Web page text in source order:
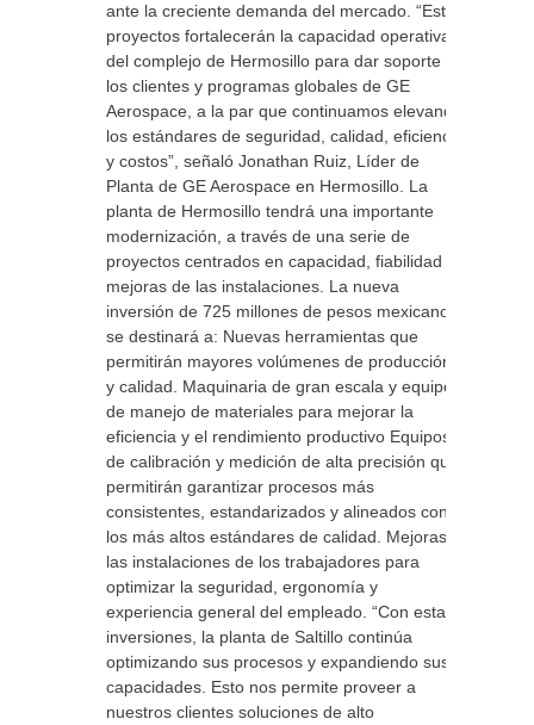
ante la creciente demanda del mercado. “Estos
proyectos fortalecerán la capacidad operativa
del complejo de Hermosillo para dar soporte a
los clientes y programas globales de GE
Aerospace, a la par que continuamos elevando
los estándares de seguridad, calidad, eficiencia
y costos”, señaló Jonathan Ruiz, Líder de
Planta de GE Aerospace en Hermosillo. La
planta de Hermosillo tendrá una importante
modernización, a través de una serie de
proyectos centrados en capacidad, fiabilidad y
mejoras de las instalaciones. La nueva
inversión de 725 millones de pesos mexicanos
se destinará a: Nuevas herramientas que
permitirán mayores volúmenes de producción
y calidad. Maquinaria de gran escala y equipos
de manejo de materiales para mejorar la
eficiencia y el rendimiento productivo Equipos
de calibración y medición de alta precisión que
permitirán garantizar procesos más
consistentes, estandarizados y alineados con
los más altos estándares de calidad. Mejoras a
las instalaciones de los trabajadores para
optimizar la seguridad, ergonomía y
experiencia general del empleado. “Con estas
inversiones, la planta de Saltillo continúa
optimizando sus procesos y expandiendo sus
capacidades. Esto nos permite proveer a
nuestros clientes soluciones de alto